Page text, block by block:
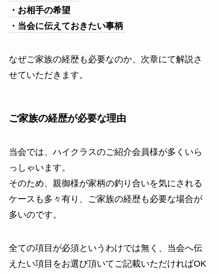
・お相手の希望
・当会に伝えておきたい事柄
なぜご家族の経歴も必要なのか、次章にて解説さ
せていただきます。
ご家族の経歴が必要な理由
当会では、 ハイクラスのご紹介会員様が多くいら
っしゃいます。
そのため、親御様が家柄の釣り合いを気にされる
ケースも多々有り、ご家族の経歴も必要な場合が
多いのです。
全ての項目が必須というわけでは無く、当会へ伝
えたい項目をお選び頂いてご記載いただければOK